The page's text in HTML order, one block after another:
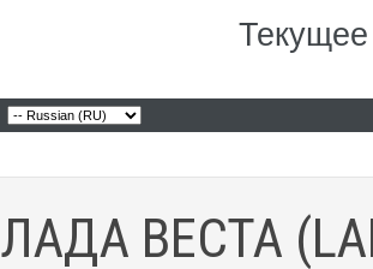
ЛАДА ВЕСТА